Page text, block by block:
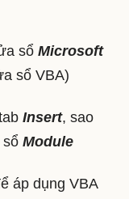
sổ Microsoft
sổ VBA)
Insert, sao
sổ Module
áp dụng VBA